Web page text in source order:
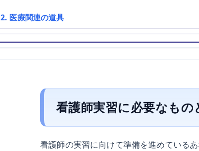
2. 医療関連の道具
看護師実習に必要なもの
看護師の実習に向けて準備を進めている